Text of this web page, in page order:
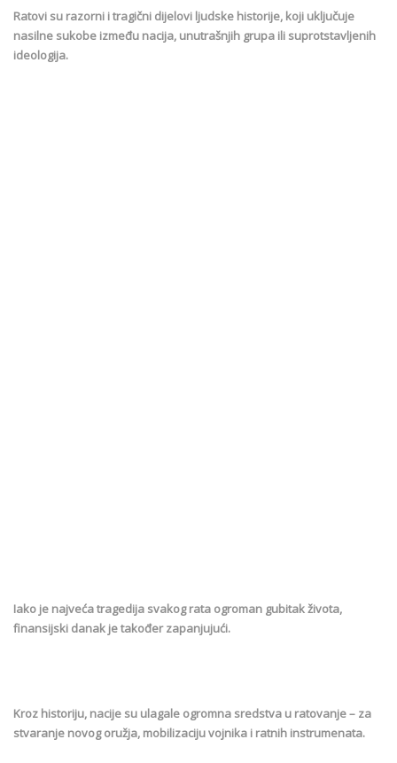
Ratovi su razorni i tragični dijelovi ljudske historije, koji uključuje
nasilne sukobe između nacija, unutrašnjih grupa ili suprotstavljenih
ideologija.
Iako je najveća tragedija svakog rata ogroman gubitak života,
finansijski danak je također zapanjujući.
Kroz historiju, nacije su ulagale ogromna sredstva u ratovanje – za
stvaranje novog oružja, mobilizaciju vojnika i ratnih instrumenata.